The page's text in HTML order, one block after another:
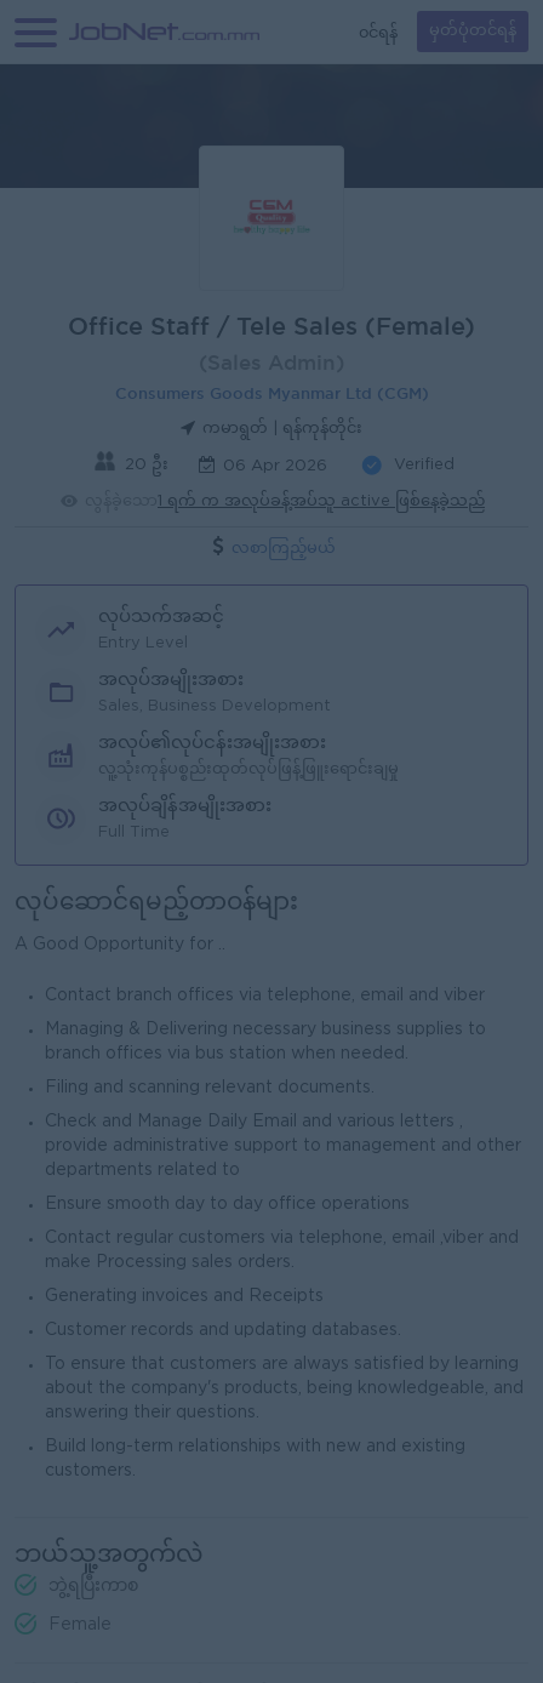
၀င်ရန် မှတ်ပုံတင်ရန်
Office Staff / Tele Sales (Female)
Consumers Goods Myanmar Ltd (CGM)
ကမာရွတ် | ရန်ကုန်တိုင်း
20 ဦး 06 Apr 2026 Verified
1 ရက် က အလုပ်ခန့်အပ်သူ active ဖြစ်နေခဲ့သည်
လစာကြည့်မယ်
လုပ်သက်အဆင့်
Entry Level
အလုပ်အမျိုးအစား
Sales, Business Development
အလုပ်၏လုပ်ငန်းအမျိုးအစား
လူ့သုံးကုန်ပစ္စည်းထုတ်လုပ်ဖြန့်ဖြူးရောင်းချမှု
အလုပ်ချိန်အမျိုးအစား
Full Time
လုပ်ဆောင်ရမည့်တာဝန်များ
A Good Opportunity for ..
Contact branch offices via telephone, email and viber
Managing & Delivering necessary business supplies to
branch offices via bus station when needed.
Filing and scanning relevant documents.
Check and Manage Daily Email and various letters ,
provide administrative support to management and other
departments related to
Ensure smooth day to day office operations
Contact regular customers via telephone, email ,viber and
make Processing sales orders.
Generating invoices and Receipts
Customer records and updating databases.
To ensure that customers are always satisfied by learning
about the company's products, being knowledgeable, and
answering their questions.
Build long-term relationships with new and existing
customers.
ဘယ်သူ့အတွက်လဲ
ဘွဲ့ရပြီးကာစ
Female